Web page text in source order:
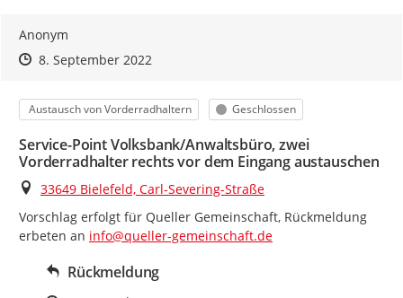
Anonym
Zeitpunkt des Erstellens
Zeitpunkt des Erstellens
8. September 2022Zur Äußerung
Kategorie
Austausch von Vorderradhaltern Status
Geschlossen
Service-Point Volksbank/Anwaltsbüro, zwei
Vorderradhalter rechts vor dem Eingang austauschen
Ort
33649 Bielefeld, Carl-Severing-Straße
Vorschlag erfolgt für Queller Gemeinschaft, Rückmeldung
erbeten an info@queller-gemeinschaft.de
Rückmeldung